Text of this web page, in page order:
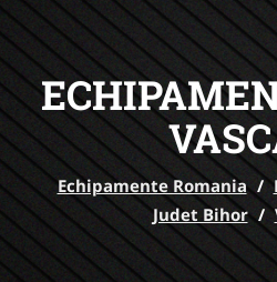
Echipamente Romania /
Judet Bihor /